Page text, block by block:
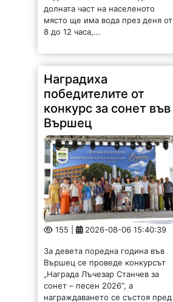
долната част на населеното
място ще има вода през деня от
8 до 12 часа,...
Наградиха
победителите от
конкурс за сонет във
Вършец
155 | 2026-08-06 15:40:39
За девета поредна година във
Вършец се проведе конкурсът
„Награда Лъчезар Станчев за
сонет – песен 2026“, а
награждаването се състоя пред